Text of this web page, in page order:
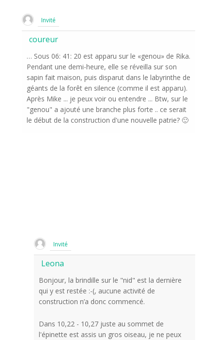
Invité
coureur
… Sous 06: 41: 20 est apparu sur le «genou» de Rika.
Pendant une demi-heure, elle se réveilla sur son
sapin fait maison, puis disparut dans le labyrinthe de
géants de la forêt en silence (comme il est apparu).
Après Mike ... je peux voir ou entendre ... Btw, sur le
"genou" a ajouté une branche plus forte .. ce serait
le début de la construction d'une nouvelle patrie? 🙂
Invité
Leona
Bonjour, la brindille sur le "nid" est la dernière
qui y est restée :-(, aucune activité de
construction n’a donc commencé.
Dans 10,22 - 10,27 juste au sommet de
l'épinette est assis un gros oiseau, je ne peux